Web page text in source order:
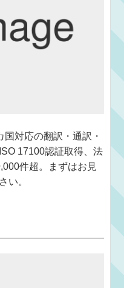
対応の翻訳・通訳・
17100認証取得、法
件超。まずはお見
い。